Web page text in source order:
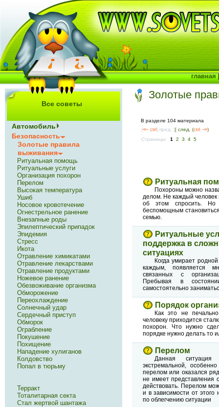
Золотые
В разделе 104 материала
(<-- ctrl) пред. ] [ след. (ctrl --> )
Страницы:
1 2 3 4 5
Ритуальная
Похороны можно
делом. Не каждый человек
об этом спросить.
беспомощным
семью.
Ритуальные
поддержка в
ситуациях
Когда умирает
каждым, появляется
связанных с
Пребывая в
самостоятельно
Порядок
Как это не
человеку приходится
похорон. Что нужно
порядке нужно делать то
Перелом
Данная ситуация
экстремальной,
перелом или оказался
не имеет представления
действовать. Перелом
и в зависимости от
по облегчению ситуации
Все советы
Автомобиль
Безопасность
Золотые правила
выживания
Ритуальная помощь
Ритуальные услуги
Организация похорон
Перелом
Высокая температура
Ушиб
Носовое кровотечение
Огнестрельное ранение
Внезапные роды
Эпилептический припадок
Эпидемия
Стресс
Икота
Отравление химикатами
Отравление лекарствами
Отравление продуктами
Ножевое ранение
Обезвоживание организма
Обморожение
Переохлаждение
Солнечный удар
Сердечный приступ
Обморок
Ограбление
Покушение
Похищение
Нападение хулиганов
Колдовство
Попал в тюрьму
Терракт
Тоталитарная секта
Стал жертвой шантажа
главная